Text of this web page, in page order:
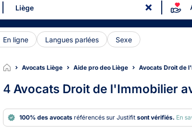
En ligne Langues parlées Sexe
Avocats Liège Aide pro deo Liège Avocats Droit de
4 Avocats Droit de l'Immobilier
100% des avocats référencés sur Justifit sont vérifiés. En